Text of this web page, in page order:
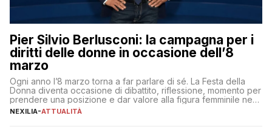
Pier Silvio Berlusconi: la campagna per i
diritti delle donne in occasione dell’8
marzo
Ogni anno l’8 marzo torna a far parlare di sé. La Festa della
Donna diventa occasione di dibattito, riflessione, momento per
prendere una posizione e dar valore alla figura femminile nella
sua complessità e crucialità. A lanciare un messaggio “forte e
NEXILIA-ATTUALITÀ